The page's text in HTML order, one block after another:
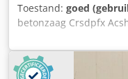
Toestand: goed
betonzaag Crsdpfx
voegenzaag type CF
Motor: Hatz E 780U 7
- Gewicht: 250 kg